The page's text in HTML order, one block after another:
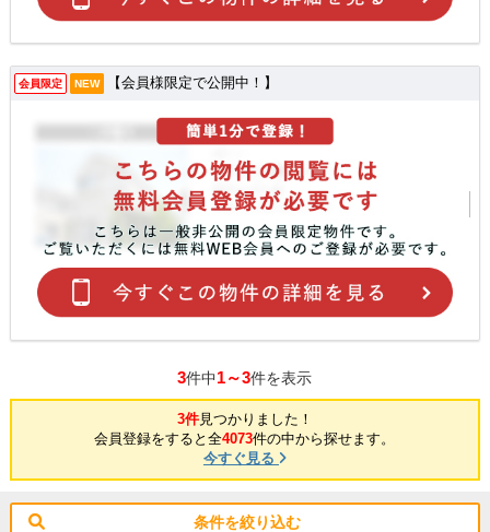
会員限定 NEW 【会員様限定で公開中！】
3件中1～3件を表示
3件見つかりました！
会員登録をすると全4073件の中から探せます。
今すぐ見る
条件を絞り込む